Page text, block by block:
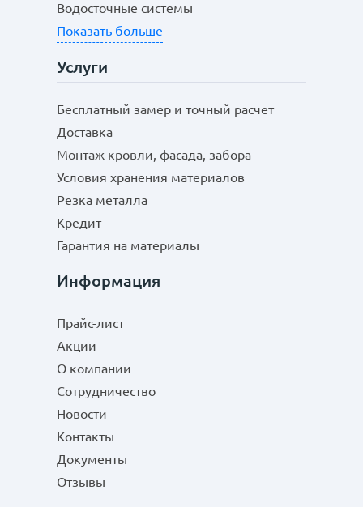
Водосточные системы
Показать больше
Услуги
Бесплатный замер и точный расчет
Доставка
Монтаж кровли, фасада, забора
Условия хранения материалов
Резка металла
Кредит
Гарантия на материалы
Информация
Прайс-лист
Акции
О компании
Сотрудничество
Новости
Контакты
Документы
Отзывы